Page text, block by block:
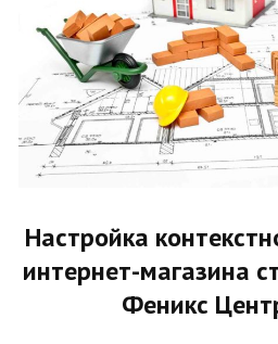
Настройка
интернет-магазина
Феникс